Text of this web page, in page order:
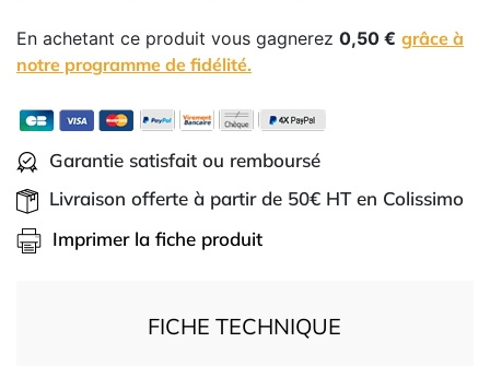
En achetant ce produit vous gagnerez 0,50 € grâce à
notre programme de fidélité.
Garantie satisfait ou remboursé
Livraison offerte à partir de 50€ HT en Colissimo
Imprimer la fiche produit
FICHE TECHNIQUE